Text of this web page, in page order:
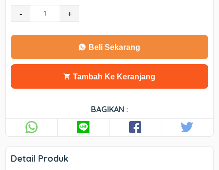
- +
Beli Sekarang
Tambah Ke Keranjang
BAGIKAN :
Detail Produk